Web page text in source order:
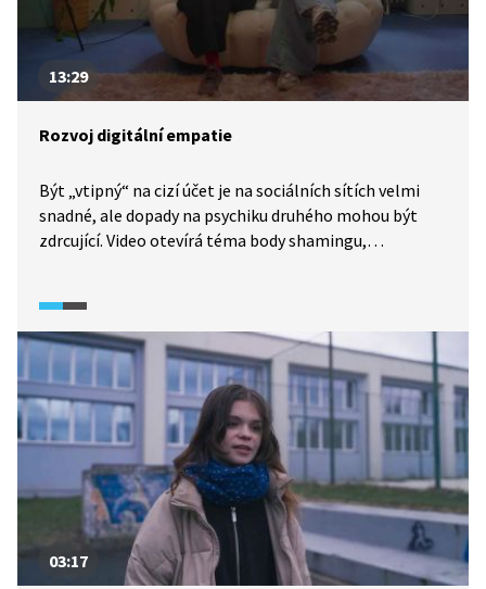
13:29
Rozvoj digitální empatie
Být „vtipný“ na cizí účet je na sociálních sítích velmi
snadné, ale dopady na psychiku druhého mohou být
zdrcující. Video otevírá téma body shamingu,
na rozvoj digitální empatie. Žáci se učí rozpoznat, kdy
komentář přestává být názorem a stává se útokem,
a hledají způsoby, jak se postavit za sebe i za druhé
v online prostoru.
03:17